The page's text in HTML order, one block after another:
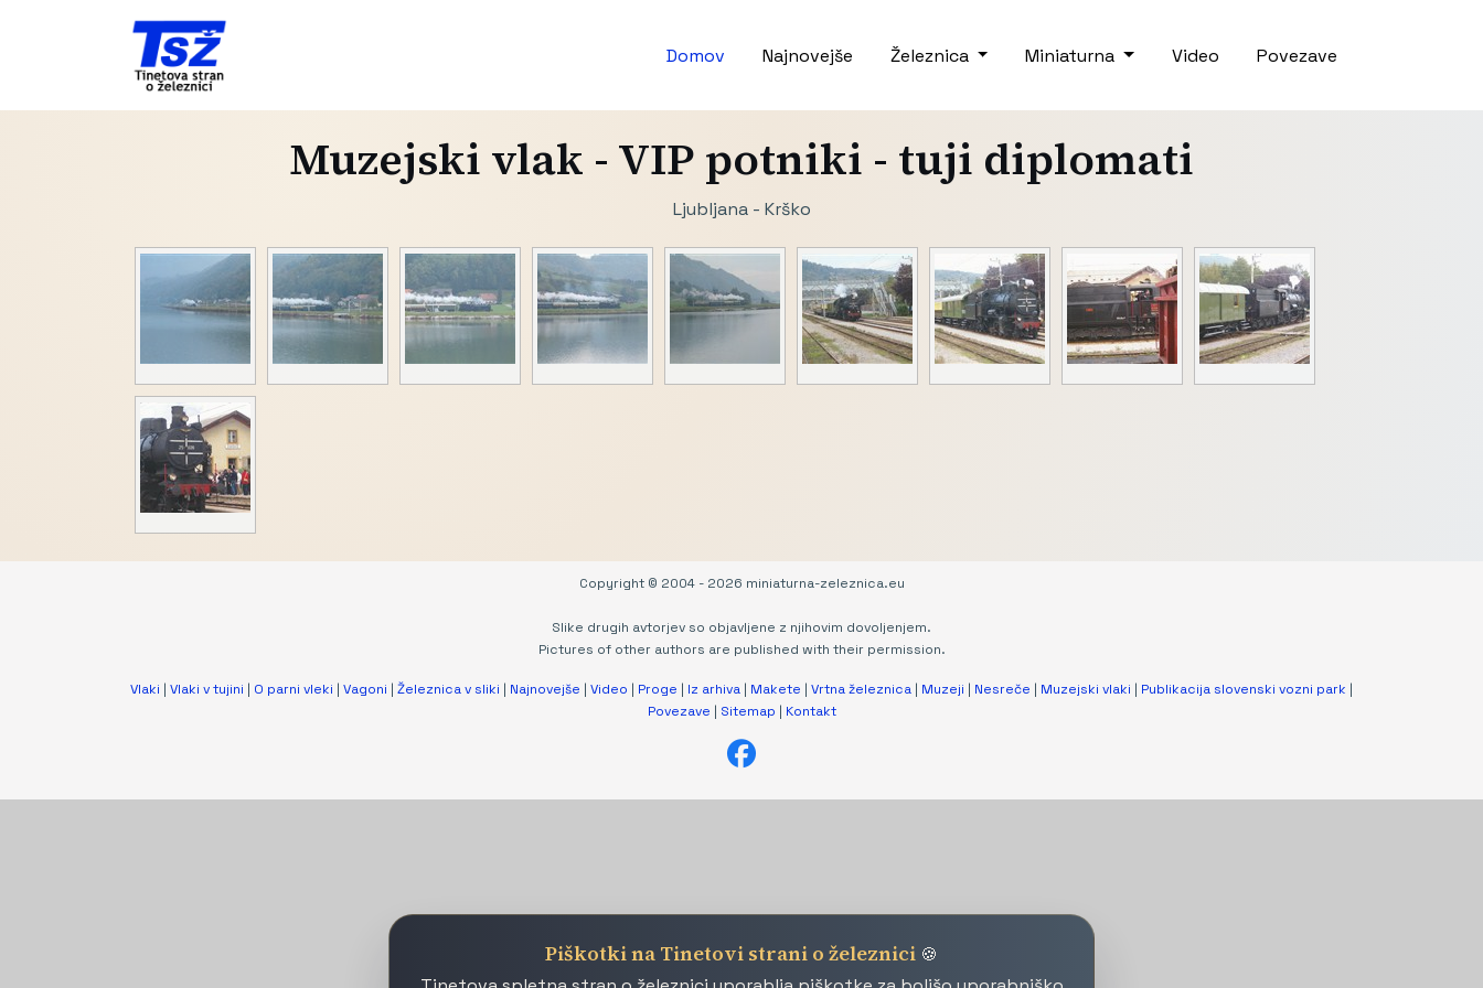
Domov Najnovejše Železnica Miniaturna Video Povezave
Muzejski vlak - VIP potniki - tuji diplomati
Ljubljana - Krško
Piškotki na Tinetovi strani o železnici 🍪
Copyright © 2004 - 2026 miniaturna-zeleznica.eu
Slike drugih avtorjev so objavljene z njihovim dovoljenjem.
Pictures of other authors are published with their permission.
Vlaki | Vlaki v tujini | O parni vleki | Vagoni | Železnica v sliki | Najnovejše | Video | Proge | Iz arhiva | Makete | Vrtna železnica | Muzeji | Nesreče | Muzejski vlaki | Publikacija slovenski vozni park |
Povezave | Sitemap | Kontakt